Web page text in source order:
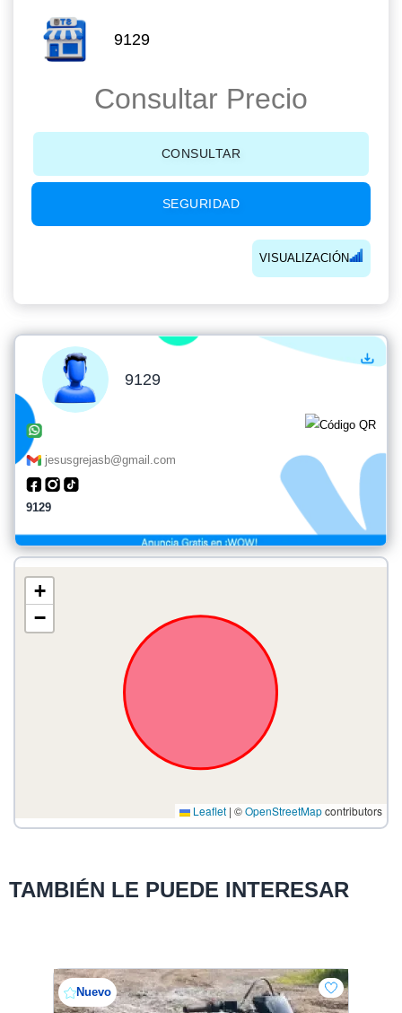
9129
Consultar Precio
CONSULTAR
SEGURIDAD
VISUALIZACIÓN
9129
jesusgrejasb@gmail.com
9129
+
−
Leaflet | ©OpenStreetMapcontributors
TAMBIÉN LE PUEDE INTERESAR
Nuevo